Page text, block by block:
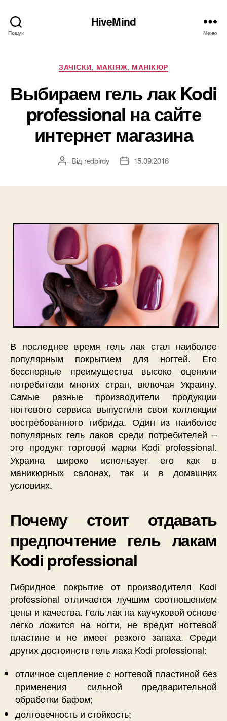
Пошук
HiveMind
Меню
Категорії
ЗАЧІСКИ, МАКІЯЖ, МАНІКЮР
Выбираем гель лак Kodi
professional на сайте
интернет магазина
Автор
Від redbirdy
Дата15.09.2016
В последнее время гель лак стал наиболее
популярным покрытием для ногтей. Его
бесспорные преимущества высоко оценили
потребители многих стран, включая Украину.
Самые разные производители продукции
ногтевого сервиса выпустили свои коллекции
востребованного гибрида. Один из наиболее
популярных гель лаков среди потребителей –
это продукт торговой марки Kodi professional.
Украина широко использует его как в
маникюрных салонах, так и в домашних
условиях.
Почему стоит отдавать
предпочтение гель лакам
Kodi professional
Гибридное покрытие от производителя Kodi
professional отличается лучшим соотношением
цены и качества. Гель лак на каучуковой основе
легко ложится на ногти, не вредит ногтевой
пластине и не имеет резкого запаха. Среди
других достоинств гель лака Kodi professional:
отличное сцепление с ногтевой пластиной без
применения сильной предварительной
обработки бафом;
долговечность и стойкость;